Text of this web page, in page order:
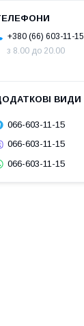
+380 (66) 603-11-15
з 8.00 до 20.00
066-603-11-15
066-603-11-15
066-603-11-15